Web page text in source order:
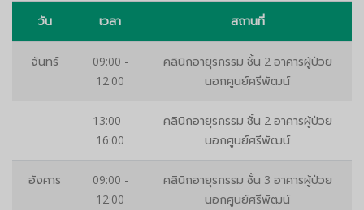
วัน เวลา สถานที่
จันทร์
09:00 -
12:00
คลินิกอายุรกรรม ชั้น 2 อาคารผู้ป่วย
นอกศูนย์ศรีพัฒน์
13:00 -
16:00
คลินิกอายุรกรรม ชั้น 2 อาคารผู้ป่วย
นอกศูนย์ศรีพัฒน์
อังคาร
09:00 -
12:00
คลินิกอายุรกรรม ชั้น 3 อาคารผู้ป่วย
นอกศูนย์ศรีพัฒน์